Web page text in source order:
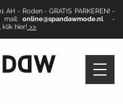
AH - Roden - GRATIS PARKEREN! -
mail:online@spandawmode.nl-
hier! >>